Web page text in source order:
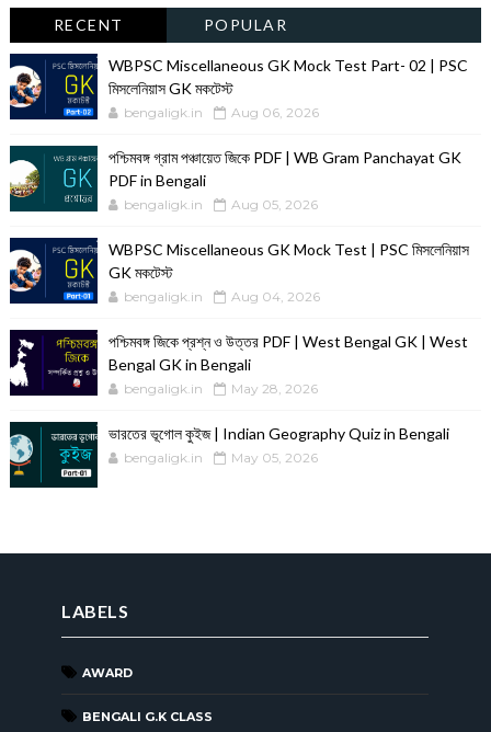
RECENT POPULAR
WBPSC Miscellaneous GK Mock Test Part- 02 | PSC
মিসলেনিয়াস GK মকটেস্ট
bengaligk.in Aug 06, 2026
পশ্চিমবঙ্গ গ্রাম পঞ্চায়েত জিকে PDF | WB Gram Panchayat GK
PDF in Bengali
bengaligk.in Aug 05, 2026
WBPSC Miscellaneous GK Mock Test | PSC মিসলেনিয়াস
GK মকটেস্ট
bengaligk.in Aug 04, 2026
পশ্চিমবঙ্গ জিকে প্রশ্ন ও উত্তর PDF | West Bengal GK | West
Bengal GK in Bengali
bengaligk.in May 28, 2026
ভারতের ভূগোল কুইজ | Indian Geography Quiz in Bengali
bengaligk.in May 05, 2026
LABELS
AWARD
BENGALI G.K CLASS